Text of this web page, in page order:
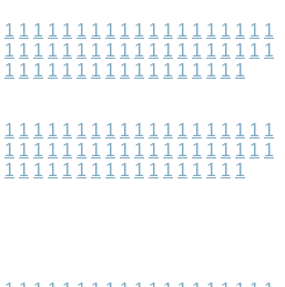
1 1 1 1 1 1 1 1 1 1 1 1 1 1 1 1 1 1 1
1 1 1 1 1 1 1 1 1 1 1 1 1 1 1 1 1 1 1
1 1 1 1 1 1 1 1 1 1 1 1 1 1 1 1 1
1 1 1 1 1 1 1 1 1 1 1 1 1 1 1 1 1 1 1
1 1 1 1 1 1 1 1 1 1 1 1 1 1 1 1 1 1 1
1 1 1 1 1 1 1 1 1 1 1 1 1 1 1 1 1